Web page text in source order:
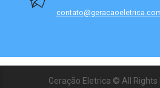
Geração Eletrica © All Rights